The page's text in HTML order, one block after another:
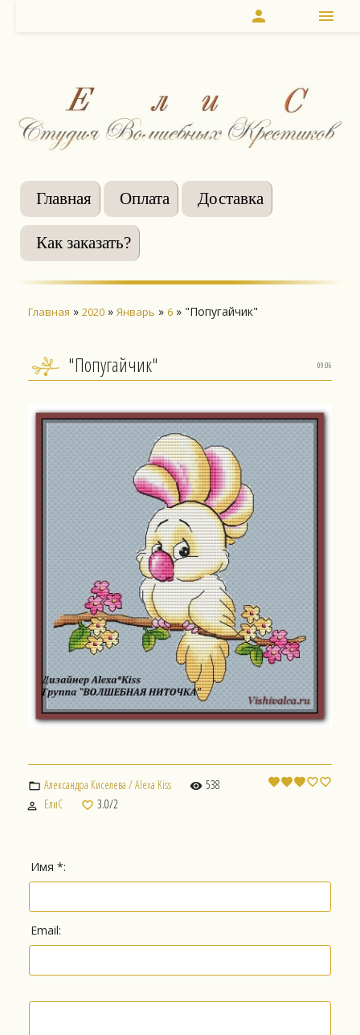
menu
person
Главная Оплата Доставка
Как заказать?
Главная » 2020 » Январь » 6 » "Попугайчик"
09:06
"Попугайчик"
Александра Киселева / Alexa Kiss
538
ЕлиС
3.0/2
Имя *:
Email: